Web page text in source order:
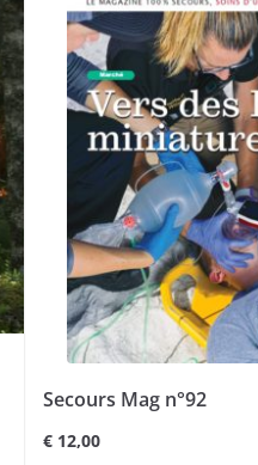
Secours Mag n°92
€ 12,00